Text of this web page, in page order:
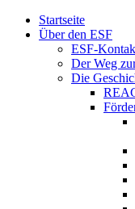
Start­sei­te
Über den ESF
ESF-
Der Weg
Die